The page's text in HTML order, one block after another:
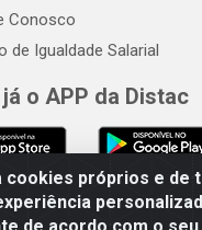
cookies próprios e de
Conosco
de Igualdade Salarial
o APP da Distac
Distac